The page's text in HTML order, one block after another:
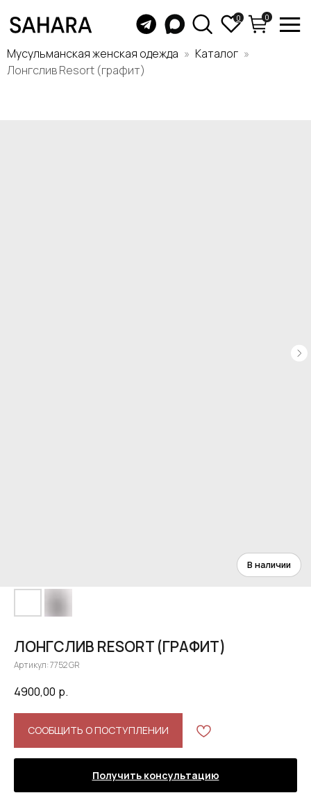
Мусульманская женская одежда
Каталог
Лонгслив Resort (графит)
ЛОНГСЛИВ RESORT (ГРАФИТ)
Артикул:7752 GR
4900,00 р.
СООБЩИТЬ О ПОСТУПЛЕНИИ
Получить консультацию